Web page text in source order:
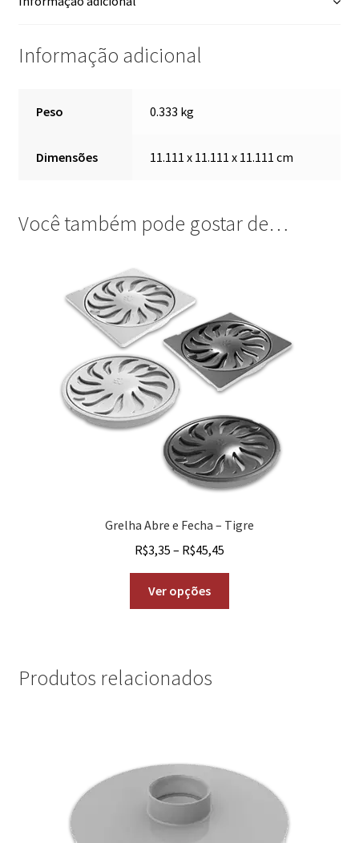
Informação adicional
Peso 0.333 kg
Dimensões 11.111 x 11.111 x 11.111 cm
Você também pode gostar de…
Grelha Abre e Fecha – Tigre
R$3,35 – R$45,45
Ver opções
Produtos relacionados